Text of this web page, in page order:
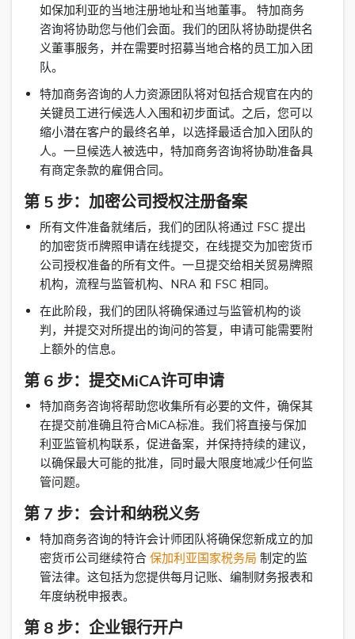
如保加利亚的当地注册地址和当地董事。 特加商务
咨询将协助您与他们会面。我们的团队将协助提供名
义董事服务，并在需要时招募当地合格的员工加入团
队。
特加商务咨询的人力资源团队将对包括合规官在内的
关键员工进行候选人入围和初步面试。之后，您可以
缩小潜在客户的最终名单，以选择最适合加入团队的
人。一旦候选人被选中，特加商务咨询将协助准备具
有商定条款的雇佣合同。
第 5 步：加密公司授权注册备案
所有文件准备就绪后，我们的团队将通过 FSC 提出
的加密货币牌照申请在线提交，在线提交为加密货币
公司授权准备的所有文件。一旦提交给相关贸易牌照
机构，流程与监管机构、NRA 和 FSC 相同。
在此阶段，我们的团队将确保通过与监管机构的谈
判，并提交对所提出的询问的答复，申请可能需要附
上额外的信息。
第 6 步：提交MiCA许可申请
特加商务咨询将帮助您收集所有必要的文件，确保其
在提交前准确且符合MiCA标准。我们将直接与保加
利亚监管机构联系，促进备案，并保持持续的建议，
以确保最大可能的批准，同时最大限度地减少任何监
管问题。
第 7 步：会计和纳税义务
特加商务咨询的特许会计师团队将确保您新成立的加
密货币公司继续符合 保加利亚国家税务局 制定的监
管法律。这包括为您提供每月记账、编制财务报表和
年度纳税申报表。
第 8 步：企业银行开户